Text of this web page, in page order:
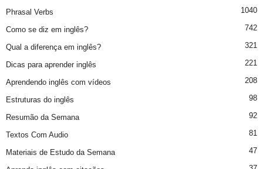
Phrasal Verbs 1040
Como se diz em inglês? 742
Qual a diferença em inglês? 321
Dicas para aprender inglês 221
Aprendendo inglês com vídeos 208
Estruturas do inglês 98
Resumão da Semana 92
Textos Com Audio 81
Materiais de Estudo da Semana 47